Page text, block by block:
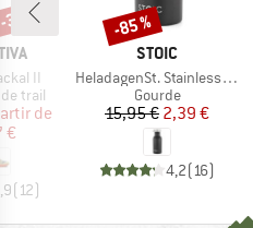
II
trail
réduit
de
€
(12)
%
MARQUE
STOIC
Article
HeladagenSt. Stainless Steel Bottle 500ml
Product group
Gourde
Prix
15,95 €Prix réduit
2,39 €
4,2(16)
Remise
-85 %